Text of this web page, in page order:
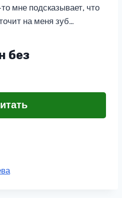
мне подсказывает, что
на меня зуб…
без